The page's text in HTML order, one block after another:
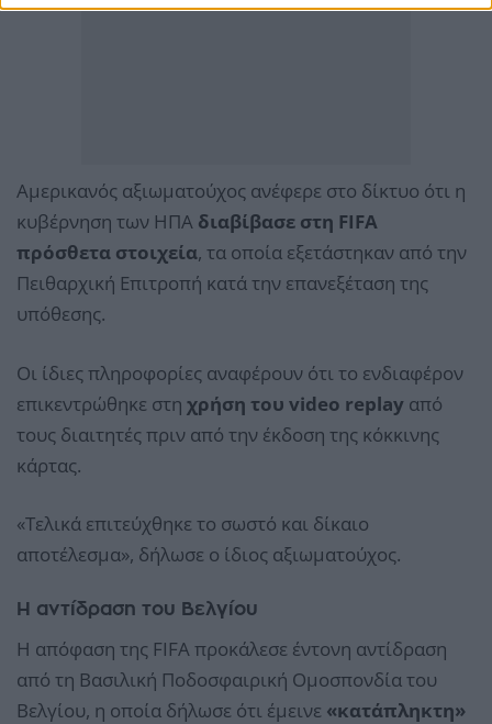
Αμερικανός αξιωματούχος ανέφερε στο δίκτυο ότι η
κυβέρνηση των ΗΠΑ διαβίβασε στη FIFA
πρόσθετα στοιχεία, τα οποία εξετάστηκαν από την
Πειθαρχική Επιτροπή κατά την επανεξέταση της
υπόθεσης.
Οι ίδιες πληροφορίες αναφέρουν ότι το ενδιαφέρον
επικεντρώθηκε στη χρήση του video replay από
τους διαιτητές πριν από την έκδοση της κόκκινης
κάρτας.
«Τελικά επιτεύχθηκε το σωστό και δίκαιο
αποτέλεσμα», δήλωσε ο ίδιος αξιωματούχος.
Η αντίδραση του Βελγίου
Η απόφαση της FIFA προκάλεσε έντονη αντίδραση
από τη Βασιλική Ποδοσφαιρική Ομοσπονδία του
Βελγίου, η οποία δήλωσε ότι έμεινε «κατάπληκτη»